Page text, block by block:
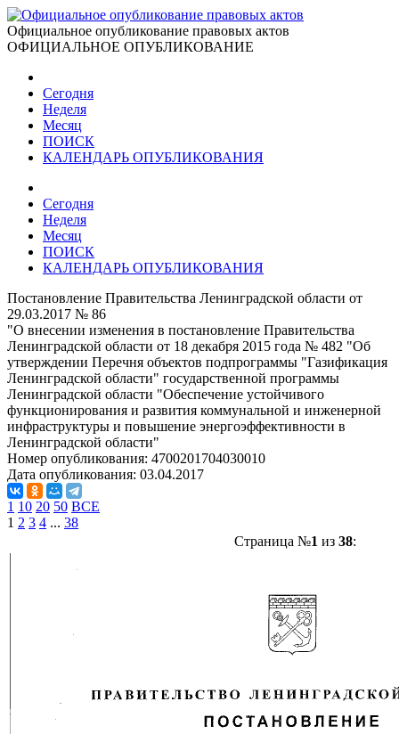
Официальное опубликование правовых актов
ОФИЦИАЛЬНОЕ ОПУБЛИКОВАНИЕ
Сегодня
Неделя
Месяц
ПОИСК
КАЛЕНДАРЬ ОПУБЛИКОВАНИЯ
Сегодня
Неделя
Месяц
ПОИСК
КАЛЕНДАРЬ ОПУБЛИКОВАНИЯ
Постановление Правительства Ленинградской области от
29.03.2017 № 86
"О внесении изменения в постановление Правительства
Ленинградской области от 18 декабря 2015 года № 482 "Об
утверждении Перечня объектов подпрограммы "Газификация
Ленинградской области" государственной программы
Ленинградской области "Обеспечение устойчивого
функционирования и развития коммунальной и инженерной
инфраструктуры и повышение энергоэффективности в
Ленинградской области"
Номер опубликования: 4700201704030010
Дата опубликования: 03.04.2017
1 10 20 50 ВСЕ
1 2 3 4 ... 38
Страница №1 из 38: